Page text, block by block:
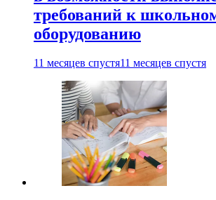
требований к
оборудованию
11 месяцев спустя11 месяцев спустя